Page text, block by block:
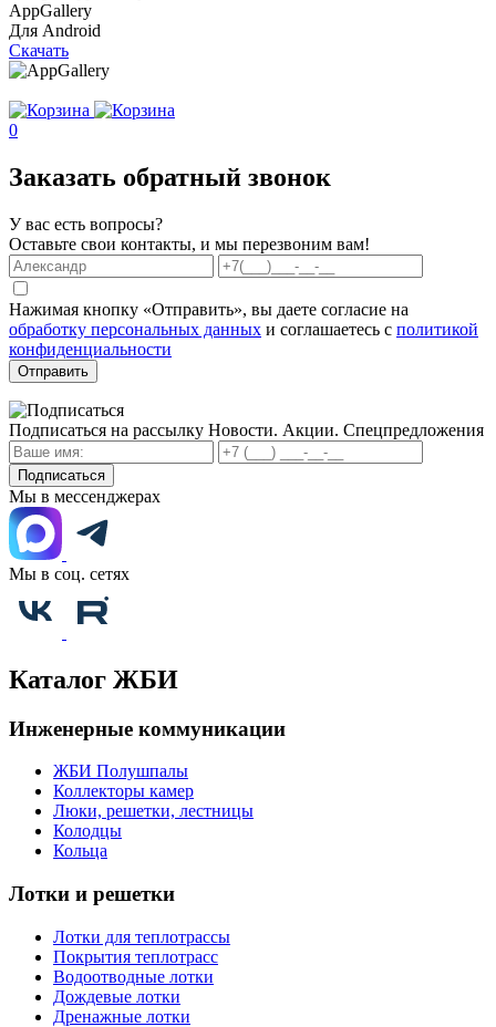
AppGallery
Для Android
Скачать
0
Заказать обратный звонок
У вас есть вопросы?
Оставьте свои контакты, и мы перезвоним вам!
Нажимая кнопку «Отправить», вы даете согласие на
обработку персональных данных и соглашаетесь с политикой
конфиденциальности
Отправить
Подписаться на рассылку Новости. Акции. Спецпредложения
Подписаться
Мы в мессенджерах
Мы в соц. сетях
Каталог ЖБИ
Инженерные коммуникации
ЖБИ Полушпалы
Коллекторы камер
Люки, решетки, лестницы
Колодцы
Кольца
Лотки и решетки
Лотки для теплотрассы
Покрытия теплотрасс
Водоотводные лотки
Дождевые лотки
Дренажные лотки